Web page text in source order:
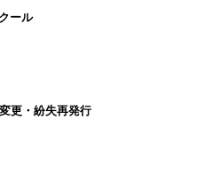
ール
更・紛失再発行